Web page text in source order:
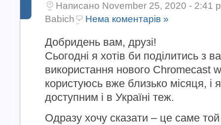
Написано November 25, 2020 - 2:41
Babich
Нема коментарів »
Добридень вам, друзі!
Сьогодні я хотів би поділитись з
використання нового Chromecast
користуюсь вже близько місяця, і
доступним і в Україні теж.
Одразу хочу сказати – це саме